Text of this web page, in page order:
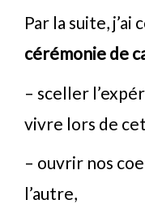
Par la suite,
cérémonie de
– sceller
vivre lors de
– ouvrir nos
l’autre,